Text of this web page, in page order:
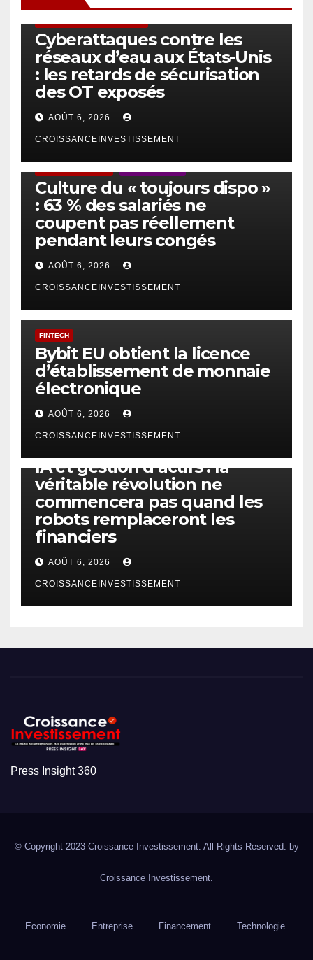
Cyberattaques contre les
réseaux d’eau aux États-Unis
: les retards de sécurisation
des OT exposés
AOÛT 6, 2026
CROISSANCEINVESTISSEMENT
Culture du « toujours dispo »
: 63 % des salariés ne
coupent pas réellement
pendant leurs congés
AOÛT 6, 2026
CROISSANCEINVESTISSEMENT
FINTECH
Bybit EU obtient la licence
d’établissement de monnaie
électronique
AOÛT 6, 2026
CROISSANCEINVESTISSEMENT
IA et gestion d’actifs : la
véritable révolution ne
commencera pas quand les
robots remplaceront les
financiers
AOÛT 6, 2026
CROISSANCEINVESTISSEMENT
Press Insight 360
© Copyright 2023 Croissance Investissement. All Rights Reserved. by
Croissance Investissement.
Economie Entreprise Financement Technologie